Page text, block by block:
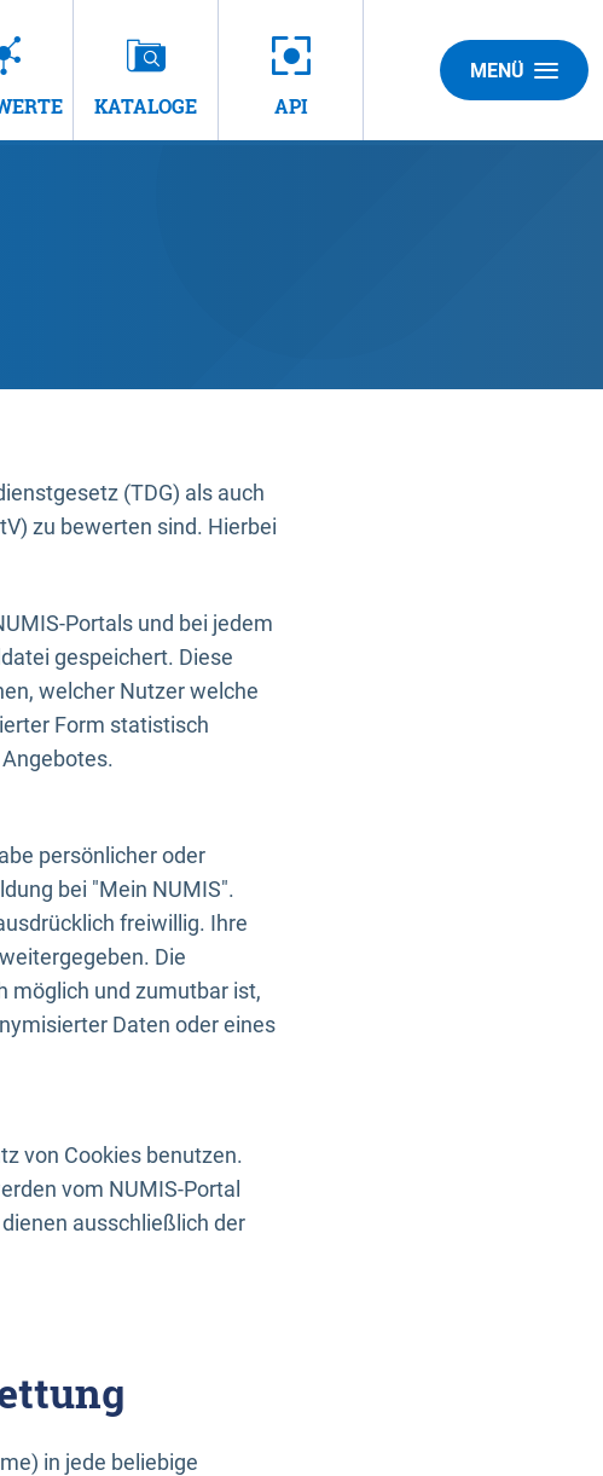
KATALOGE API
MENÜ
(TDG) als auch
zu bewerten sind. Hierbei
Portals und bei jedem
gespeichert. Diese
welcher Nutzer welche
Form statistisch
persönlicher oder
bei "Mein NUMIS".
freiwillig. Ihre
Die
möglich und zumutbar ist,
Daten oder eines
von Cookies benutzen.
vom NUMIS-Portal
ausschließlich der
in jede beliebige